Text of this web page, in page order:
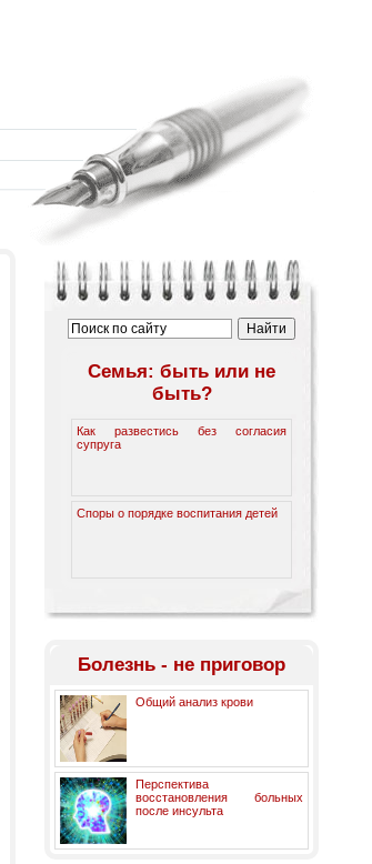
Семья: быть или не
быть?
Как развестись без согласия
супруга
Споры о порядке воспитания детей
Болезнь - не приговор
Общий анализ крови
Перспектива
восстановления больных
после инсульта